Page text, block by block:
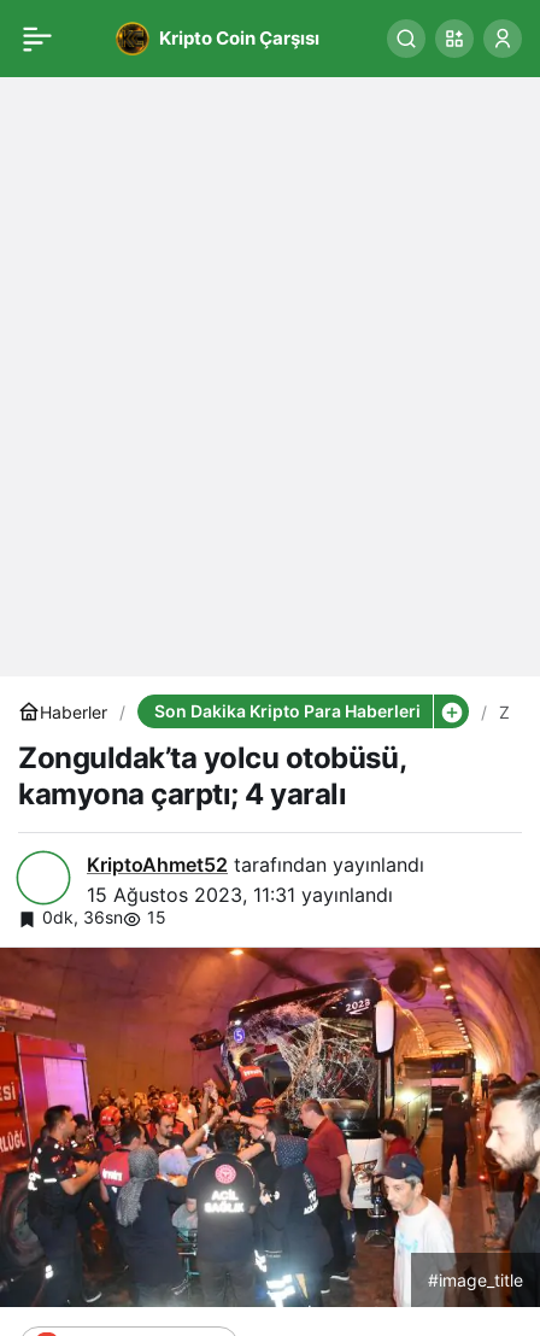
Kripto Coin Çarşısı
Haberler Son Dakika Kripto Para Haberleri
yaralı
Zonguldak’ta yolcu otobüsü,
kamyona çarptı; 4 yaralı
KriptoAhmet52 tarafından yayınlandı
15 Ağustos 2023, 11:31 yayınlandı
0dk, 36sn 15
#image_title